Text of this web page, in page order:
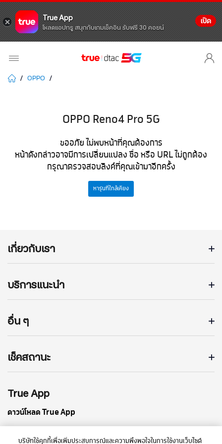
True App
โหลดแอปทรู สนุกกับเกมเช็คอิน รับฟรี 30 คอยน์
เปิด
OPPO
OPPO Reno4 Pro 5G
ขออภัย ไม่พบหน้าที่คุณต้องการ
หน้าดังกล่าวอาจมีการเปลี่ยนแปลง ชื่อ หรือ URL ไม่ถูกต้อง
กรุณาตรวจสอบลิงค์ที่คุณเข้ามาอีกครั้ง
หารุ่นที่ใกล้เคียง
เกี่ยวกับเรา
บริการแนะนำ
อื่น ๆ
เช็คสถานะ
True App
ดาวน์โหลด True App
บริษัทใช้คุกกี้เพื่อเพิ่มประสบการณ์และความพึงพอใจในการใช้งานเว็บไซต์